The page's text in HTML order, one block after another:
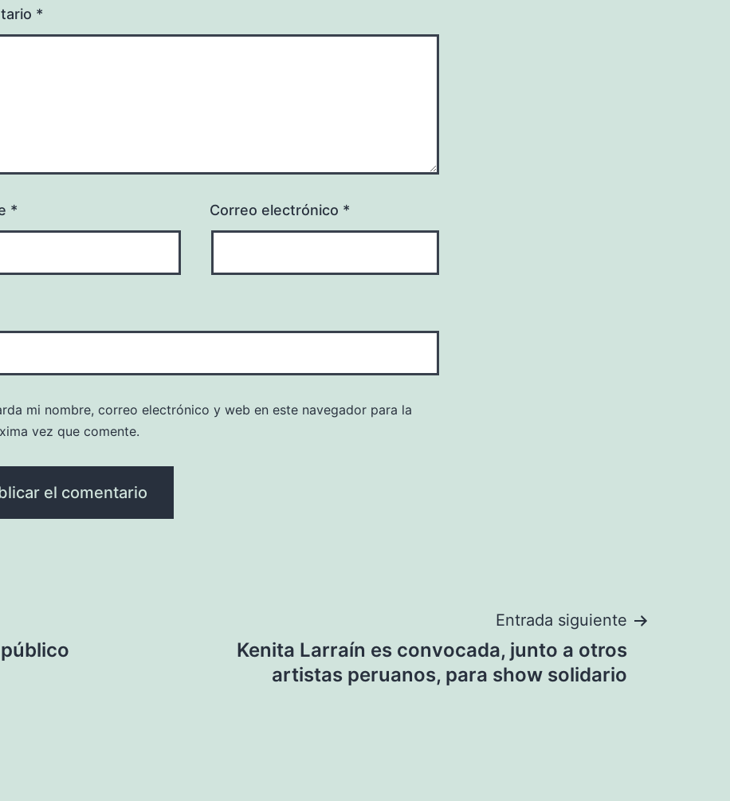
*
* Correo electrónico *
mi nombre, correo electrónico y web en este navegador para la
vez que comente.
Entrada siguiente
Kenita Larraín es convocada, junto a otros
artistas peruanos, para show solidario